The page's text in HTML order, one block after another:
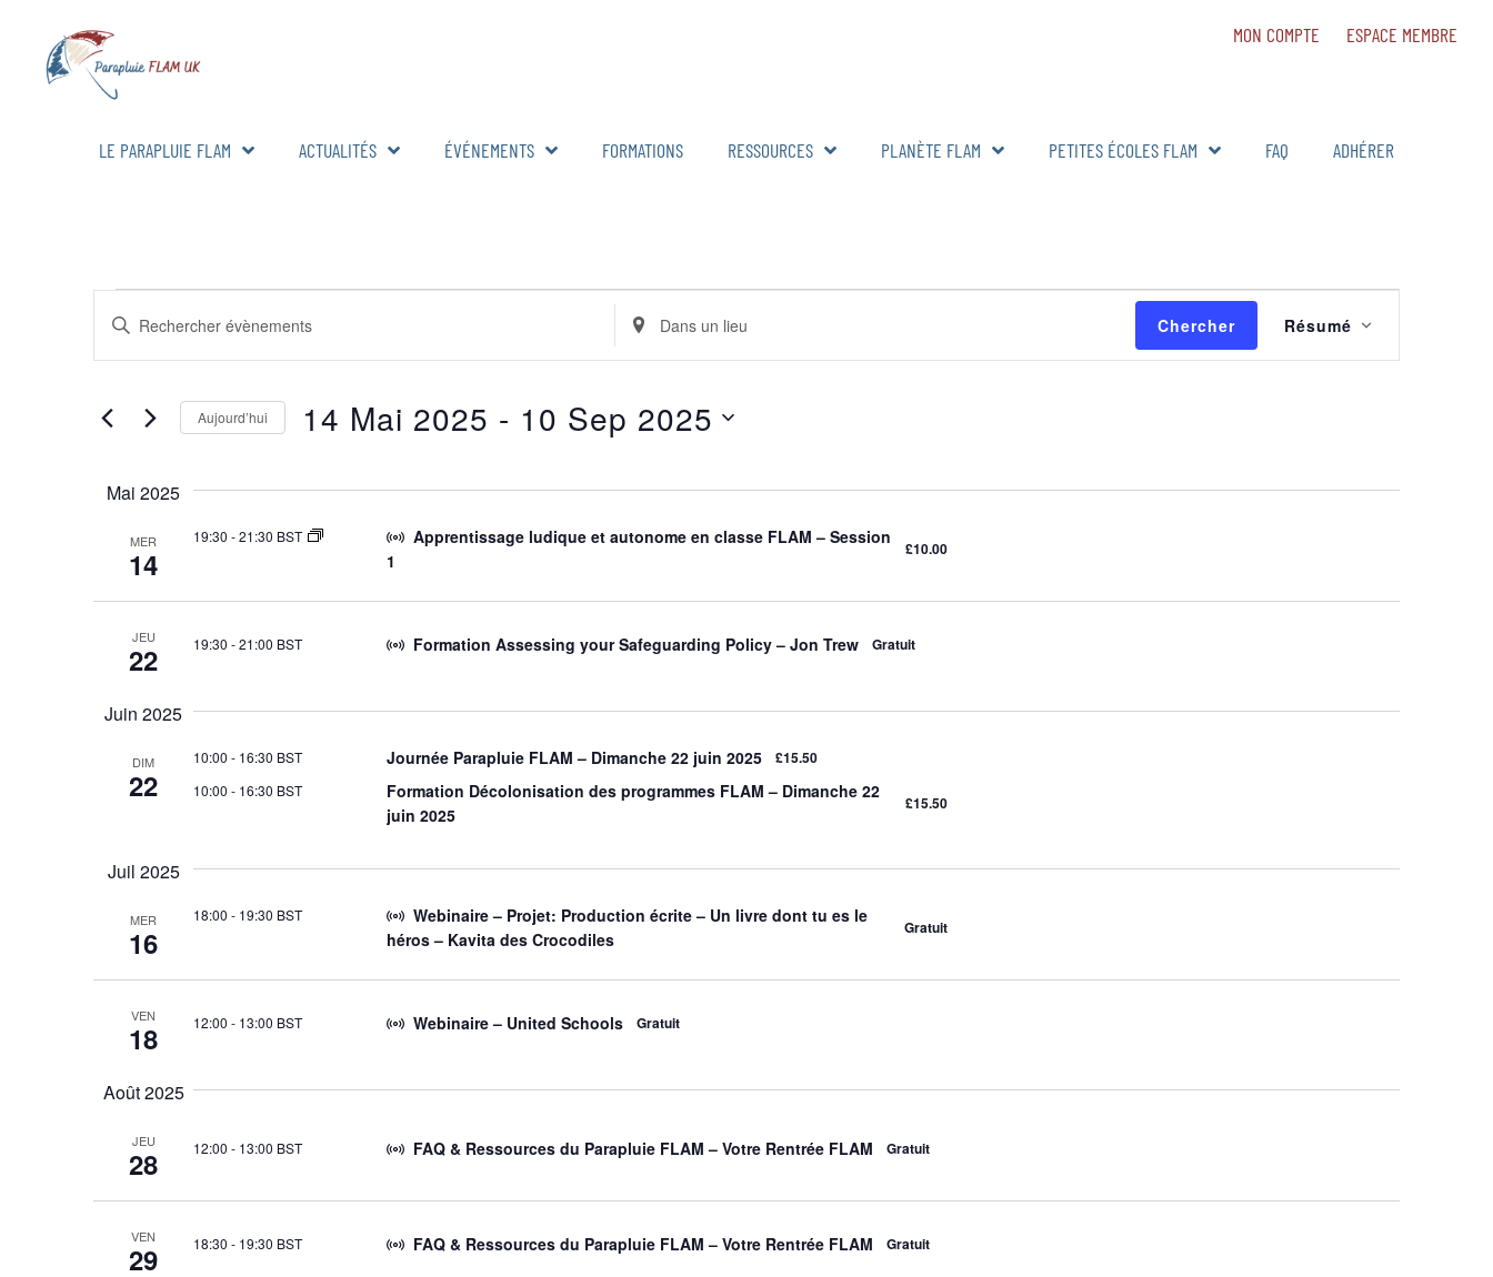
MON COMPTE ESPACE MEMBRE
LE PARAPLUIE FLAM ACTUALITÉS ÉVÉNEMENTS FORMATIONS RESSOURCES PLANÈTE FLAM PETITES ÉCOLES FLAM FAQ ADHÉRER
RECHERCHE
ET
NAVIGATION
DE
VUES
ÉVÈNEMENTS
Saisir
mot-
Rechercher
mot-
Renseignez
lieu.
Rechercher
par
lieu.
Chercher
de
Résumé
Aujourd’hui 14 Mai 2025 - 10 Sep 2025
Mai 2025
MER
14
19:30 -21:30 BST
Apprentissage ludique et autonome en classe FLAM – Session
1
£10.00
JEU
22 19:30 -21:00 BST Formation Assessing your Safeguarding Policy – Jon Trew Gratuit
Juin 2025
DIM
22
10:00 - 16:30 BST Journée Parapluie FLAM – Dimanche 22 juin 2025 £15.50
10:00 - 16:30 BST
Formation Décolonisation des programmes FLAM – Dimanche 22
juin 2025
£15.50
Juil 2025
MER
16
18:00 - 19:30 BST
Webinaire – Projet: Production écrite – Un livre dont tu es le
héros – Kavita des Crocodiles
Gratuit
VEN
18 12:00 - 13:00 BST Webinaire – United Schools Gratuit
Août 2025
JEU
28 12:00 - 13:00 BST FAQ & Ressources du Parapluie FLAM – Votre Rentrée FLAM Gratuit
VEN
29 18:30 - 19:30 BST FAQ & Ressources du Parapluie FLAM – Votre Rentrée FLAM Gratuit